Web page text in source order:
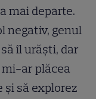
mai departe.
negativ, genul
îl urăști, dar
ar plăcea
și să explorez